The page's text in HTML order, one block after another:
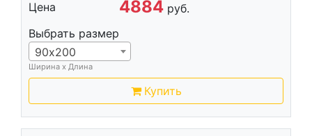
Цена 4884 руб.
Выбрать размер
90х200
Ширина х Длина
Купить